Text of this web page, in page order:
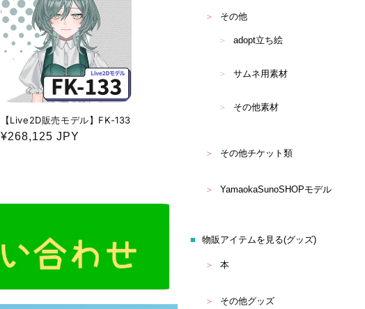
その他
adopt立ち絵
サムネ用素材
その他素材
その他チケット類
YamaokaSunoSHOPモデル
物販アイテムを見る(グッズ)
本
その他グッズ
【Live2D販売モデル】FK-133
通
¥268,125 JPY